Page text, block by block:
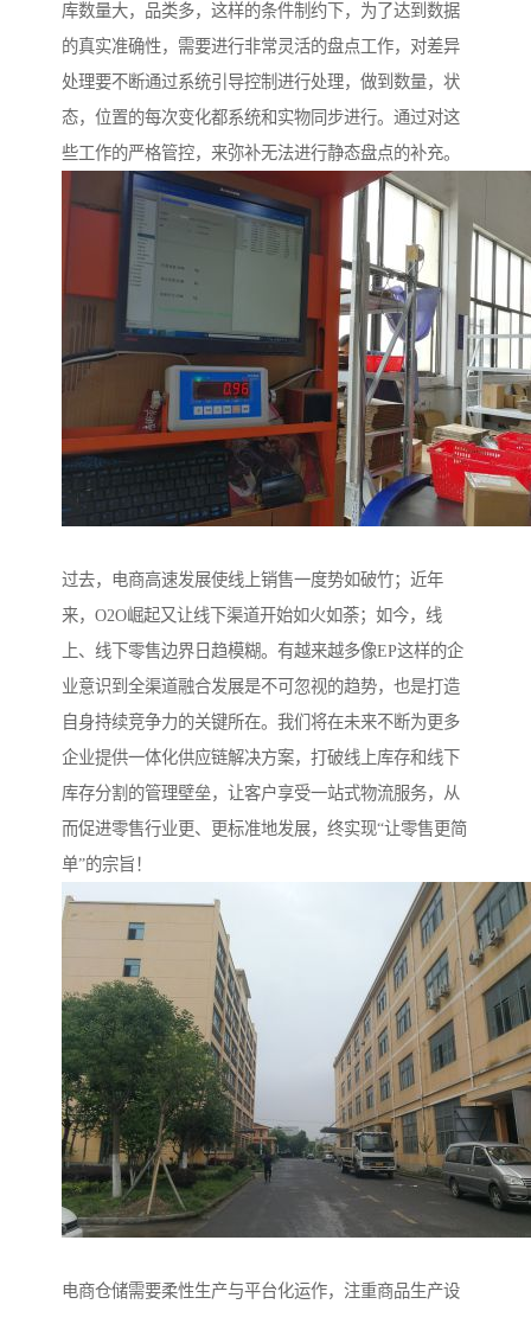
库数量大，品类多，这样的条件制约下，为了达到数据
的真实准确性，需要进行非常灵活的盘点工作，对差异
处理要不断通过系统引导控制进行处理，做到数量，状
态，位置的每次变化都系统和实物同步进行。通过对这
些工作的严格管控，来弥补无法进行静态盘点的补充。
过去，电商高速发展使线上销售一度势如破竹；近年
来，O2O崛起又让线下渠道开始如火如荼；如今，线
上、线下零售边界日趋模糊。有越来越多像EP这样的企
业意识到全渠道融合发展是不可忽视的趋势，也是打造
自身持续竞争力的关键所在。我们将在未来不断为更多
企业提供一体化供应链解决方案，打破线上库存和线下
库存分割的管理壁垒，让客户享受一站式物流服务，从
而促进零售行业更、更标准地发展，终实现“让零售更简
单”的宗旨！
电商仓储需要柔性生产与平台化运作，注重商品生产设